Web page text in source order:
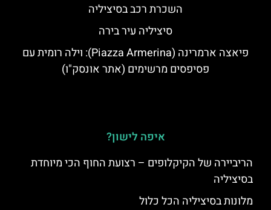
השכרת רכב בסיציליה
סיציליה עיר בירה
פיאצה ארמרינה (Piazza Armerina): וילה רומית עם
פסיפסים מרשימים (אתר אונסק"ו)
איפה לישון?
הריביירה של הקיקלופים – רצועת החוף הכי מיוחדת
בסיציליה
מלונות בסיציליה הכל כלול